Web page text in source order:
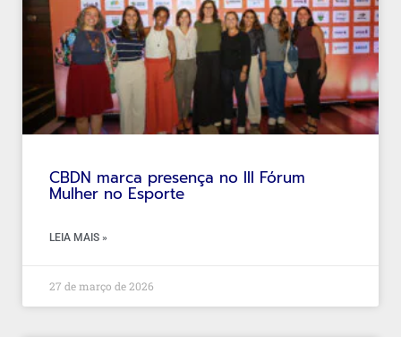
CBDN marca presença no III Fórum
Mulher no Esporte
LEIA MAIS »
27 de março de 2026